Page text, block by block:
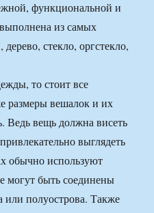
функциональной и
из самых
стекло, оргстекло,
то стоит все
размеры вешалок и их
вещь должна висеть
выглядеть
обычно используют
могут быть соединены
или полуострова. Также